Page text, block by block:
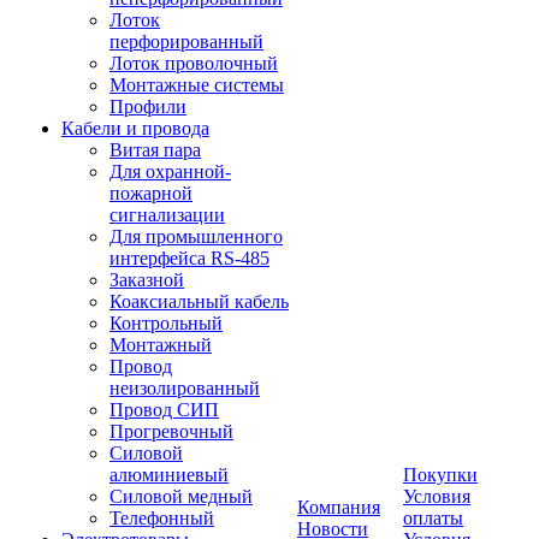
Лоток
перфорированный
Лоток проволочный
Монтажные системы
Профили
Кабели и провода
Витая пара
Для охранной-
пожарной
сигнализации
Для промышленного
интерфейса RS-485
Заказной
Коаксиальный кабель
Контрольный
Монтажный
Провод
неизолированный
Провод СИП
Прогревочный
Силовой
алюминиевый
Силовой медный
Телефонный
Компания
Новости
Покупки
Условия
оплаты